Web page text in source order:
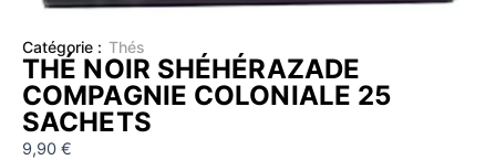
Catégorie : Thés
THÉ NOIR SHÉHÉRAZADE
COMPAGNIE COLONIALE 25
SACHETS
9,90 €